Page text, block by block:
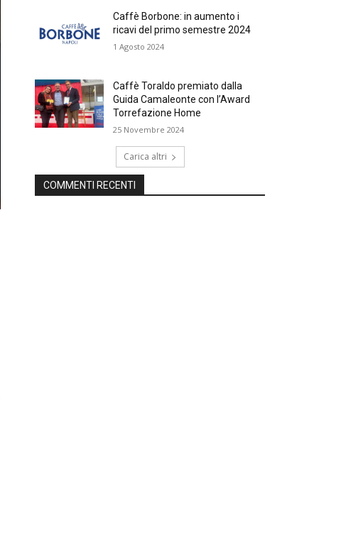
Caffè Borbone: in aumento i
ricavi del primo semestre 2024
1 Agosto 2024
Caffè Toraldo premiato dalla
Guida Camaleonte con l’Award
Torrefazione Home
25 Novembre 2024
Carica altri
COMMENTI RECENTI